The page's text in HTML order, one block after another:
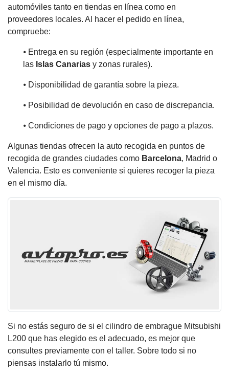
automóviles tanto en tiendas en línea como en
proveedores locales. Al hacer el pedido en línea,
compruebe:
⦁ Entrega en su región (especialmente importante en
las Islas Canarias y zonas rurales).
⦁ Disponibilidad de garantía sobre la pieza.
⦁ Posibilidad de devolución en caso de discrepancia.
⦁ Condiciones de pago y opciones de pago a plazos.
Algunas tiendas ofrecen la auto recogida en puntos de
recogida de grandes ciudades como Barcelona, Madrid o
Valencia. Esto es conveniente si quieres recoger la pieza
en el mismo día.
Si no estás seguro de si el cilindro de embrague Mitsubishi
L200 que has elegido es el adecuado, es mejor que
consultes previamente con el taller. Sobre todo si no
piensas instalarlo tú mismo.